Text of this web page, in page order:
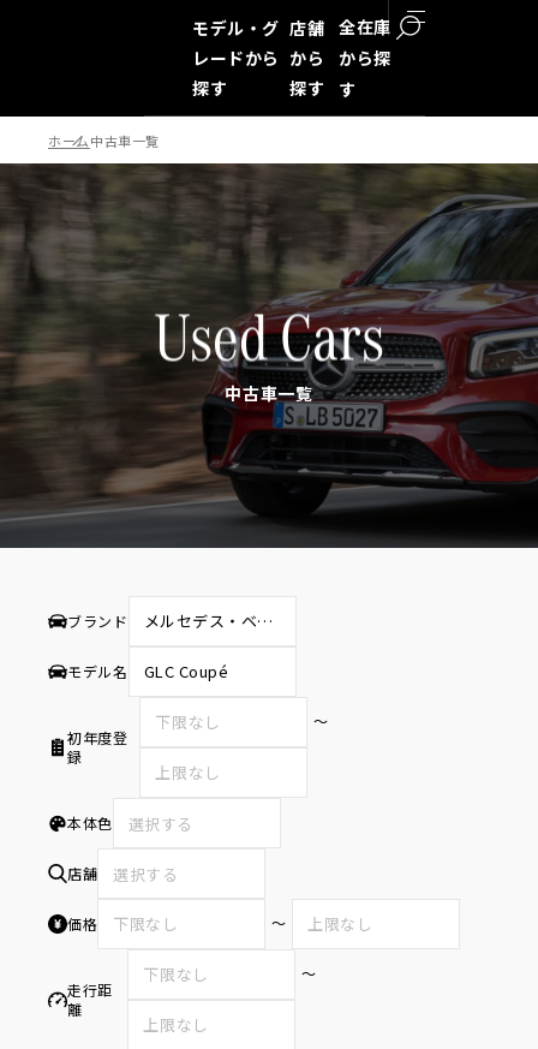
モデル・グ
レードから
探す
店舗
から
探す
全在庫
から探
す
検索
ホーム中古車一覧
Used Cars
中古車一覧
ブランド
モデル名
初年度登
録
〜
本体色 選択する
店舗 選択する
価格 〜
走行距
離
〜